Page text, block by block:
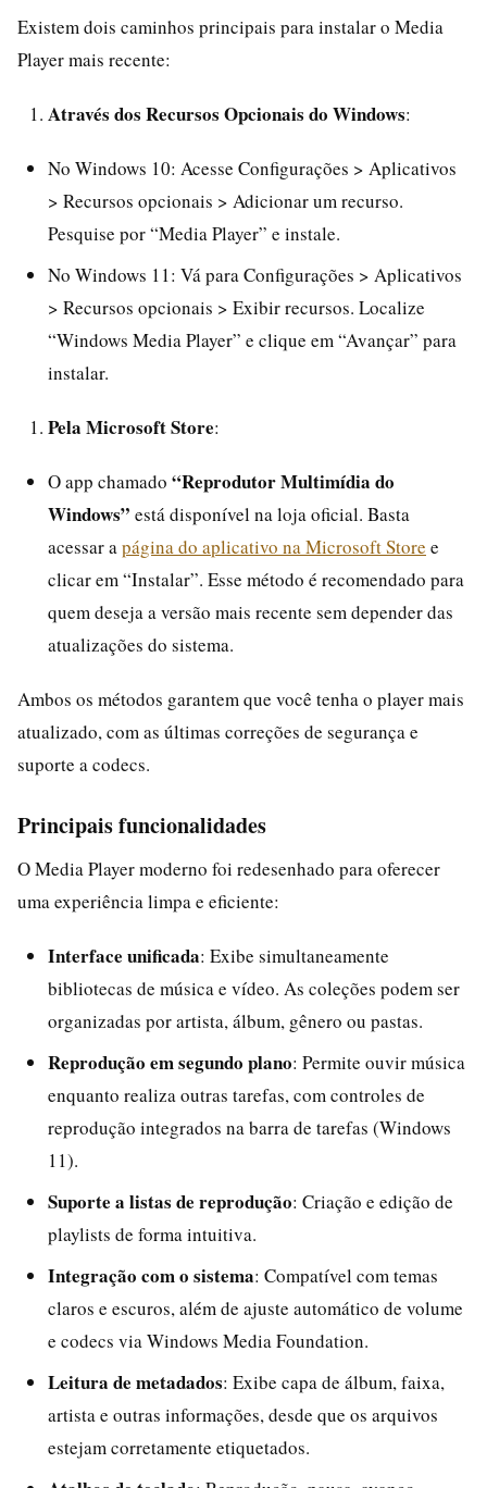
Existem dois caminhos principais para instalar o Media
Player mais recente:
Através dos Recursos Opcionais do Windows:
No Windows 10: Acesse Configurações > Aplicativos
> Recursos opcionais > Adicionar um recurso.
Pesquise por “Media Player” e instale.
No Windows 11: Vá para Configurações > Aplicativos
> Recursos opcionais > Exibir recursos. Localize
“Windows Media Player” e clique em “Avançar” para
instalar.
Pela Microsoft Store:
O app chamado “Reprodutor Multimídia do
Windows” está disponível na loja oficial. Basta
acessar a página do aplicativo na Microsoft Store e
clicar em “Instalar”. Esse método é recomendado para
quem deseja a versão mais recente sem depender das
atualizações do sistema.
Ambos os métodos garantem que você tenha o player mais
atualizado, com as últimas correções de segurança e
suporte a codecs.
Principais funcionalidades
O Media Player moderno foi redesenhado para oferecer
uma experiência limpa e eficiente:
Interface unificada: Exibe simultaneamente
bibliotecas de música e vídeo. As coleções podem ser
organizadas por artista, álbum, gênero ou pastas.
Reprodução em segundo plano: Permite ouvir música
enquanto realiza outras tarefas, com controles de
reprodução integrados na barra de tarefas (Windows
11).
Suporte a listas de reprodução: Criação e edição de
playlists de forma intuitiva.
Integração com o sistema: Compatível com temas
claros e escuros, além de ajuste automático de volume
e codecs via Windows Media Foundation.
Leitura de metadados: Exibe capa de álbum, faixa,
artista e outras informações, desde que os arquivos
estejam corretamente etiquetados.